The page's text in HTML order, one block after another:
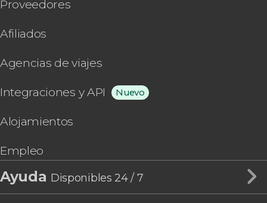
Proveedores
Afiliados
Agencias de viajes
Integraciones y API Nuevo
Alojamientos
Empleo
Ayuda Disponibles 24 / 7